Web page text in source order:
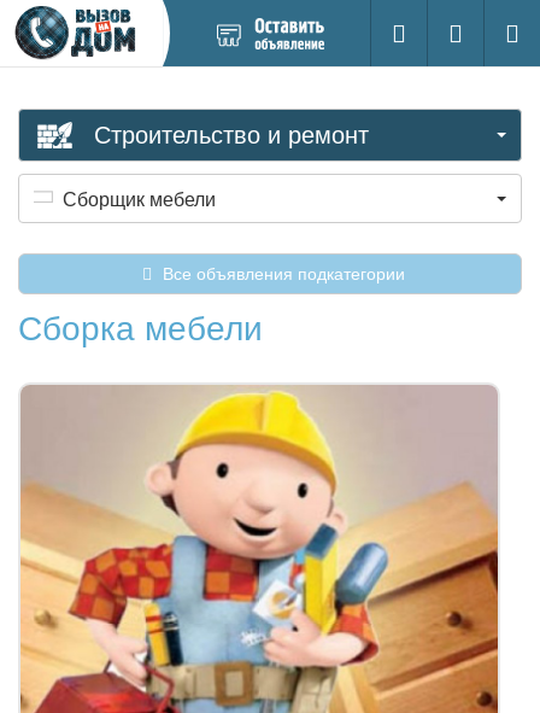
новое
Поиск
Вход на
Строительство и ремонт
Сборщик мебели
Все объявления подкатегории
Сборка мебели